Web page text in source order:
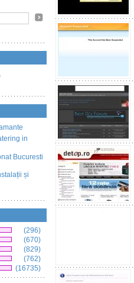
in
Bucuresti
și
(296)
(670)
(829)
(762)
(16735)